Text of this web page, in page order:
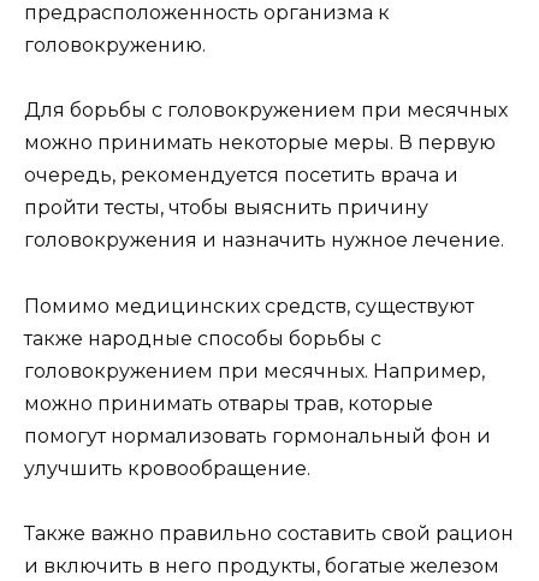
предрасположенность организма к
головокружению.
Для борьбы с головокружением при месячных
можно принимать некоторые меры. В первую
очередь, рекомендуется посетить врача и
пройти тесты, чтобы выяснить причину
головокружения и назначить нужное лечение.
Помимо медицинских средств, существуют
также народные способы борьбы с
головокружением при месячных. Например,
можно принимать отвары трав, которые
помогут нормализовать гормональный фон и
улучшить кровообращение.
Также важно правильно составить свой рацион
и включить в него продукты, богатые железом